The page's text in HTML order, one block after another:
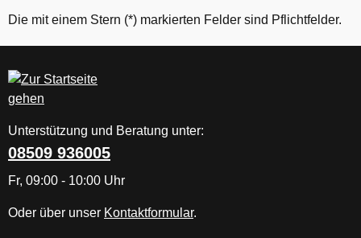
Die mit einem Stern (*) markierten Felder sind Pflichtfelder.
Unterstützung und Beratung unter:
08509 936005
Fr, 09:00 - 10:00 Uhr
Oder über unser Kontaktformular.